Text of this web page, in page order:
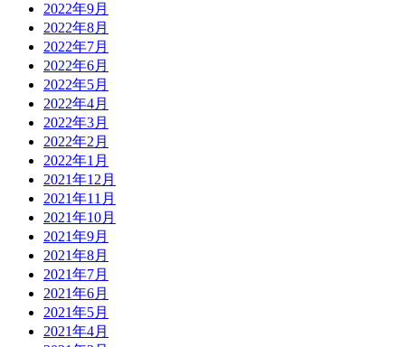
2022年9月
2022年8月
2022年7月
2022年6月
2022年5月
2022年4月
2022年3月
2022年2月
2022年1月
2021年12月
2021年11月
2021年10月
2021年9月
2021年8月
2021年7月
2021年6月
2021年5月
2021年4月